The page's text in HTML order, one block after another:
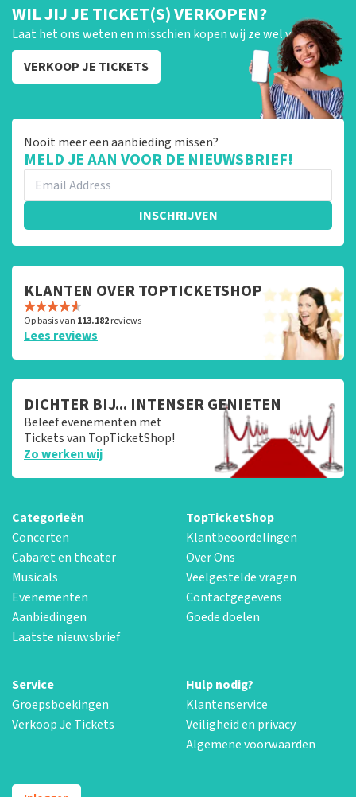
WIL JIJ JE TICKET(S) VERKOPEN?
Laat het ons weten en misschien kopen wij ze wel van je!
VERKOOP JE TICKETS
Nooit meer een aanbieding missen?
MELD JE AAN VOOR DE NIEUWSBRIEF!
INSCHRIJVEN
KLANTEN OVER TOPTICKETSHOP
Op basis van 113.182reviews
Lees reviews
DICHTER BIJ... INTENSER GENIETEN
Beleef evenementen met
Tickets van TopTicketShop!
Zo werken wij
Categorieën
Concerten
Cabaret en theater
Musicals
Evenementen
Aanbiedingen
Laatste nieuwsbrief
TopTicketShop
Klantbeoordelingen
Over Ons
Veelgestelde vragen
Contactgegevens
Goede doelen
Service
Groepsboekingen
Verkoop Je Tickets
Hulp nodig?
Klantenservice
Veiligheid en privacy
Algemene voorwaarden